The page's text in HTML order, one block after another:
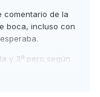
comentario de la
boca, incluso con
y 3º pero según